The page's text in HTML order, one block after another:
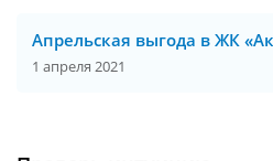
Апрельская выгода в ЖК
1 апреля 2021